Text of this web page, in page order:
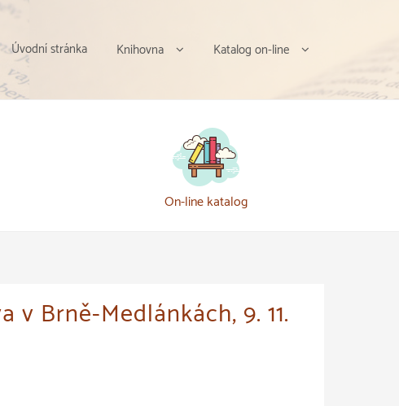
Úvodní stránka Knihovna Katalog on-line
On-line katalog
Brně-Medlánkách, 9. 11.